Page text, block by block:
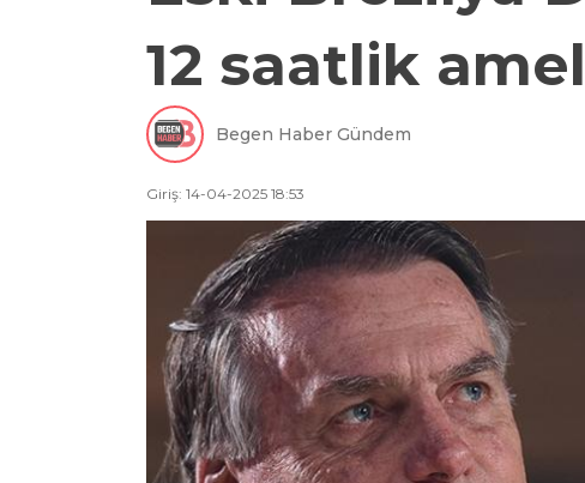
12 saatlik
Begen Haber Gündem
Giriş: 14-04-2025 18:53